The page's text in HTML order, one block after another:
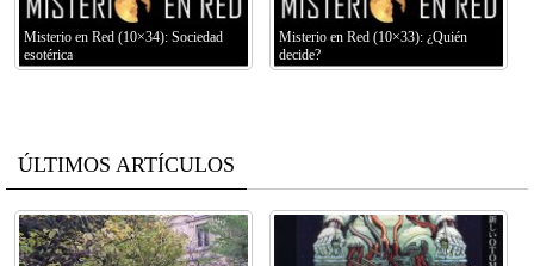
Misterio en Red (10×34): Sociedad
esotérica
Misterio en Red (10×33): ¿Quién
decide?
ÚLTIMOS ARTÍCULOS